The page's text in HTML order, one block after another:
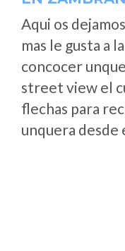
Aqui os
mas le gusta a
concocer
street view el
flechas para
unquera desde